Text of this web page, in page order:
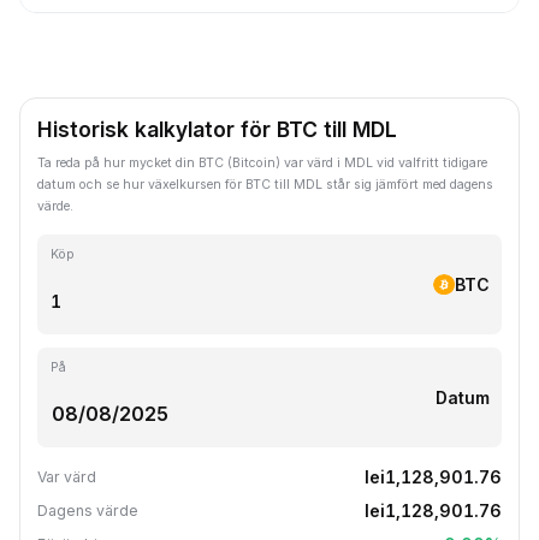
Historisk kalkylator för BTC till MDL
Ta reda på hur mycket din BTC (Bitcoin) var värd i MDL vid valfritt tidigare
datum och se hur växelkursen för BTC till MDL står sig jämfört med dagens
värde.
Köp
BTC
På
Datum
Var värd lei1,128,901.76
Dagens värde lei1,128,901.76